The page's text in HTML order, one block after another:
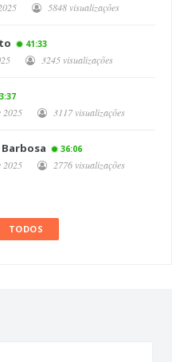
5848 visualizações
41:33
3245 visualizações
2025 3117 visualizações
36:06
2025 2776 visualizações
TODOS